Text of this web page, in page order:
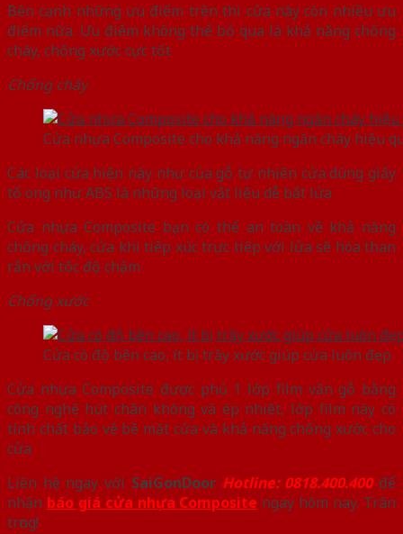
Bên cạnh những ưu điểm trên thì cửa này còn nhiều ưu
điểm nữa. Ưu điểm không thể bỏ qua là khả năng chống
cháy, chống xước cực tốt
Chống cháy
Cửa nhựa Composite cho khả năng ngăn cháy hiệu
Các loại cửa hiện này như của gỗ tự nhiên cửa dùng giấy
tổ ong như ABS là những loại vật liệu dễ bắt lửa
Cửa nhựa Composite bạn có thể an toàn về khả năng
chống cháy, cửa khi tiếp xúc trực tiếp với lửa sẽ hóa than
rắn với tốc độ chậm
Chống xước
Cửa có độ bền cao, ít bị trầy xước giúp cửa luôn đẹp
Cửa nhựa Composite được phủ 1 lớp film văn gỗ bằng
công nghệ hút chân không và ép nhiệt, lớp film này có
tính chất bảo vệ bề mặt cửa và khả năng chống xước cho
cửa
Liên hệ ngay với SaiGonDoor Hotline: 0818.400.400để
nhận báo giá cửa nhựa Composite ngay hôm nay. Trân
trọng!